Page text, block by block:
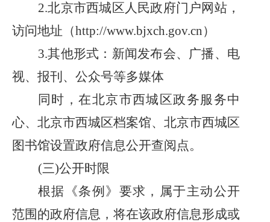
2.北京市西城区人民政府门户网站，
访问地址（http://www.bjxch.gov.cn）
3.其他形式：新闻发布会、广播、电
视、报刊 、公众号等多媒体
同时，在北京市西城区政务服务中
心、北京市西城区档案馆、北京市西城区
图书馆设置政府信息公开查阅点。
(三)公开时限
根据《条例》要求，属于主动公开
范围的政府信息，将在该政府信息形成或